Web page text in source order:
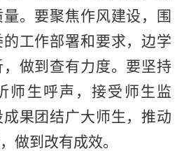
。要聚焦作风建设，围
工作部署和要求，边学
做到查有力度。要坚持
师生呼声，接受师生监
果团结广大师生，推动
做到改有成效。